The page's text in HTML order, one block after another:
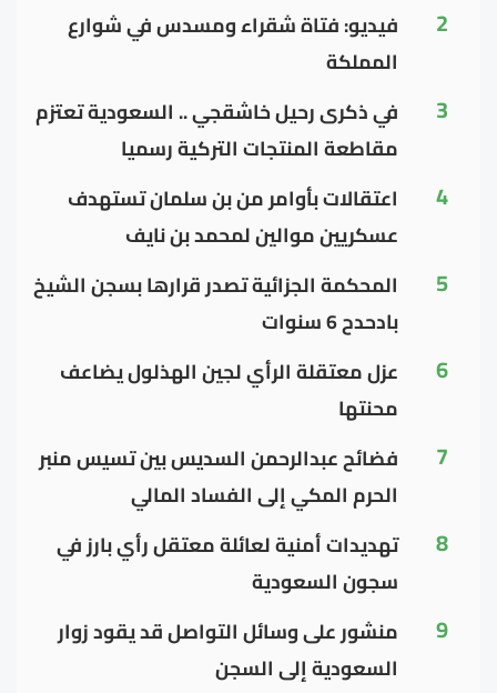
2
فيديو: فتاة شقراء ومسدس في شوارع
المملكة
3
في ذكرى رحيل خاشقجي .. السعودية تعتزم
مقاطعة المنتجات التركية رسميا
4
اعتقالات بأوامر من بن سلمان تستهدف
عسكريين موالين لمحمد بن نايف
5
المحكمة الجزائية تصدر قرارها بسجن الشيخ
بادحدح 6 سنوات
6
عزل معتقلة الرأي لجين الهذلول يضاعف
محنتها
7
فضائح عبدالرحمن السديس بين تسيس منبر
الحرم المكي إلى الفساد المالي
8
تهديدات أمنية لعائلة معتقل رأي بارز في
سجون السعودية
9
منشور على وسائل التواصل قد يقود زوار
السعودية إلى السجن